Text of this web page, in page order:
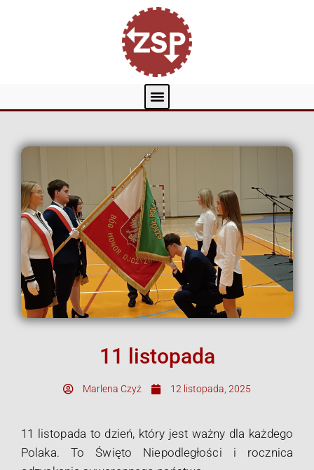
11 listopada
Marlena Czyż 12 listopada, 2025
11 listopada to dzień, który jest ważny dla każdego
Polaka. To Święto Niepodległości i rocznica